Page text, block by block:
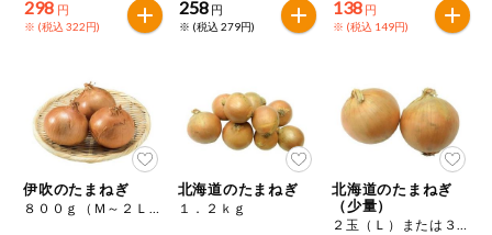
298 円
※ (税込 322円)
258 円
※ (税込 279円)
138 円
※ (税込 149円)
伊吹のたまねぎ
８００ｇ（Ｍ～２Ｌ混）
北海道のたまねぎ
１．２ｋｇ
北海道のたまねぎ
（少量）
２玉（Ｌ）または３玉（Ｍ）